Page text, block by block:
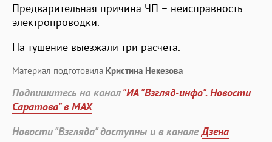
Предварительная причина ЧП – неисправность
электропроводки.
На тушение выезжали три расчета.
Материал подготовила Кристина Некезова
Подпишитесь на канал"ИА "Взгляд-инфо". Новости
Саратова" в MAX
Новости "Взгляда" доступны и в каналеДзена